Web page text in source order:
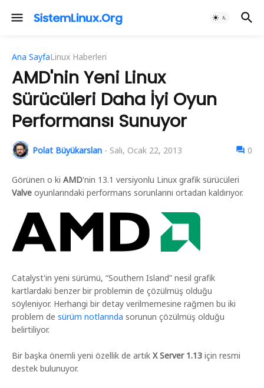
Ana SayfaLinux Haberleri
AMD'nin Yeni Linux
Sürücüleri Daha İyi Oyun
Performansı Sunuyor
Polat Büyükarslan - Salı, Ocak 22, 2013 0
Görünen o ki AMD'nin 13.1 versiyonlu Linux grafik sürücüleri
Valve oyunlarındaki performans sorunlarını ortadan kaldırıyor.
Catalyst'in yeni sürümü, “Southern Island” nesil grafik
kartlardaki benzer bir problemin de çözülmüş olduğu
söyleniyor. Herhangi bir detay verilmemesine rağmen bu iki
problem de sürüm notlarında sorunun çözülmüş olduğu
belirtiliyor.
Bir başka önemli yeni özellik de artık X Server 1.13 için resmi
destek bulunuyor.